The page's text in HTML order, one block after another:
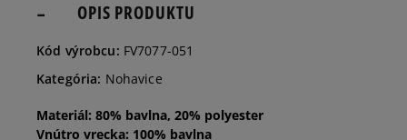
OPIS PRODUKTU
Kód výrobcu: FV7077-051
Kategória: Nohavice
Materiál: 80% bavlna, 20% polyester
Vnútro vrecka: 100% bavlna